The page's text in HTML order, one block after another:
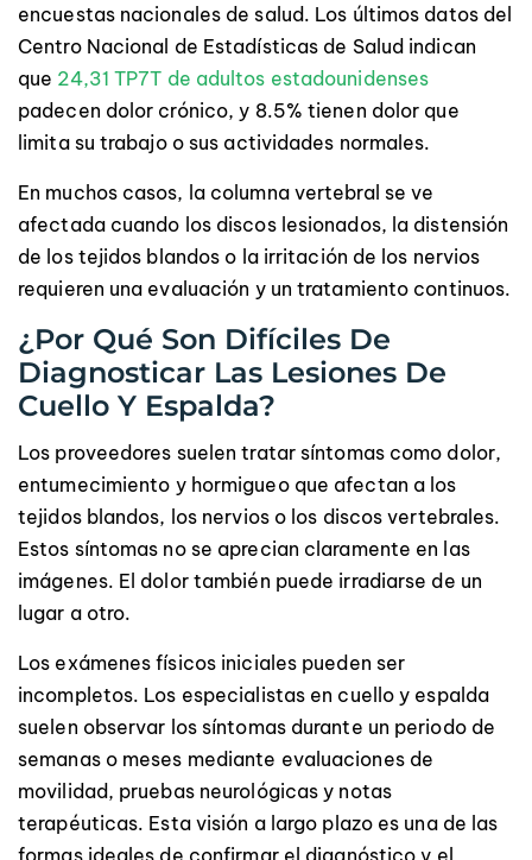
encuestas nacionales de salud. Los últimos datos del
Centro Nacional de Estadísticas de Salud indican
que 24,31 TP7T de adultos estadounidenses
padecen dolor crónico, y 8.5% tienen dolor que
limita su trabajo o sus actividades normales.
En muchos casos, la columna vertebral se ve
afectada cuando los discos lesionados, la distensión
de los tejidos blandos o la irritación de los nervios
requieren una evaluación y un tratamiento continuos.
¿Por Qué Son Difíciles De
Diagnosticar Las Lesiones De
Cuello Y Espalda?
Los proveedores suelen tratar síntomas como dolor,
entumecimiento y hormigueo que afectan a los
tejidos blandos, los nervios o los discos vertebrales.
Estos síntomas no se aprecian claramente en las
imágenes. El dolor también puede irradiarse de un
lugar a otro.
Los exámenes físicos iniciales pueden ser
incompletos. Los especialistas en cuello y espalda
suelen observar los síntomas durante un periodo de
semanas o meses mediante evaluaciones de
movilidad, pruebas neurológicas y notas
terapéuticas. Esta visión a largo plazo es una de las
formas ideales de confirmar el diagnóstico y el